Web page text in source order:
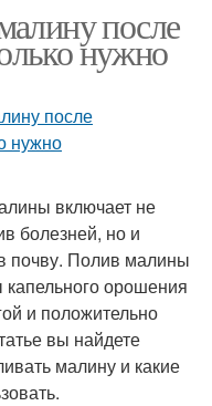
после
нужно
включает не
болезней, но и
почву. Полив малины
орошения
и положительно
вы найдете
малину и какие